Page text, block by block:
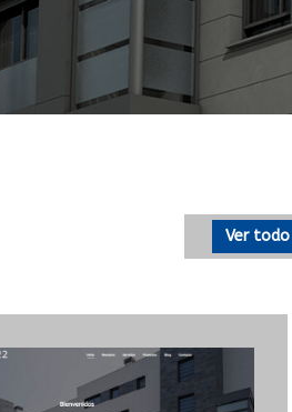
Ver todo